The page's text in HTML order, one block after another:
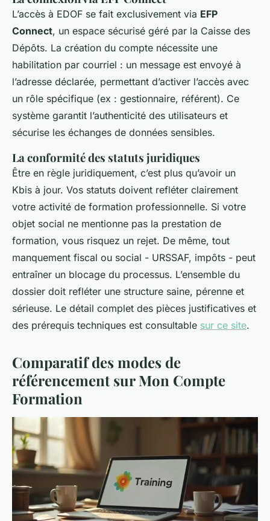
L’accès à EDOF se fait exclusivement via EFP
Connect, un espace sécurisé géré par la Caisse des
Dépôts. La création du compte nécessite une
habilitation par courriel : un message est envoyé à
l’adresse déclarée, permettant d’activer l’accès avec
un rôle spécifique (ex : gestionnaire, référent). Ce
système garantit l’authenticité des utilisateurs et
sécurise les échanges de données sensibles.
La conformité des statuts juridiques
Être en règle juridiquement, c’est plus qu’avoir un
Kbis à jour. Vos statuts doivent refléter clairement
votre activité de formation professionnelle. Si votre
objet social ne mentionne pas la prestation de
formation, vous risquez un rejet. De même, tout
manquement fiscal ou social - URSSAF, impôts - peut
entraîner un blocage du processus. L’ensemble du
dossier doit refléter une structure saine, pérenne et
sérieuse. Le détail complet des pièces justificatives et
des prérequis techniques est consultable sur ce site.
Comparatif des modes de
référencement sur Mon Compte
Formation